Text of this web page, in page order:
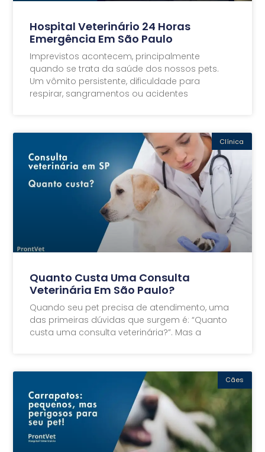
Hospital Veterinário 24 Horas
Emergência Em São Paulo
Imprevistos acontecem, principalmente
quando se trata da saúde dos nossos pets.
Um vômito persistente, dificuldade para
respirar, sangramentos ou acidentes
Clínica
Quanto Custa Uma Consulta
Veterinária Em São Paulo?
Quando seu pet precisa de atendimento, uma
das primeiras dúvidas que surgem é: “Quanto
custa uma consulta veterinária?”. Mas a
Cães